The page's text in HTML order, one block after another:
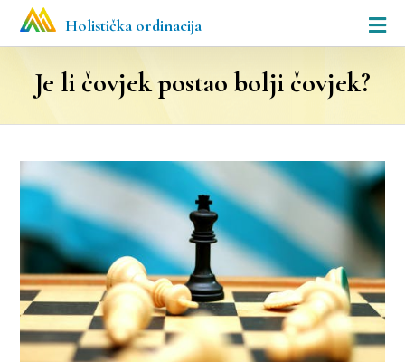
Holistička ordinacija
Je li čovjek postao bolji čovjek?